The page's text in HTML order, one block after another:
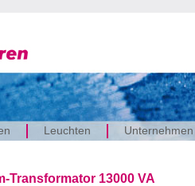
Leuchten Unternehmen
Transformator 13000 VA